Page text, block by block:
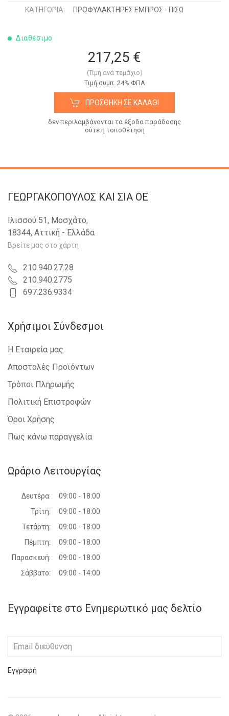
ΚΑΤΗΓΟΡΊΑ:
ΠΡΟΦΥΛΑΚΤΗΡΕΣ ΕΜΠΡΟΣ - ΠΙΣΩ
Διαθέσιμο
217,25 €
(Τιμή ανά τεμάχιο)
Tιμή συμπ. 24% ΦΠΑ
ΠΡΟΣΘΉΚΗ ΣΕ ΚΑΛΆΘΙ
δεν περιλαμβάνονται τα έξοδα παράδοσης
ούτε η τοποθέτηση
ΓΕΩΡΓΑΚΟΠΟΥΛΟΣ KAI ΣΙΑ OE
Ιλισσού 51, Μοσχάτο,
18344, Αττική - Ελλάδα
Βρείτε μας στο χάρτη
210.940.27.28
210.940.2775
697.236.9334
Χρήσιμοι Σύνδεσμοι
Η Εταιρεία μας
Αποστολές Προϊόντων
Τρόποι Πληρωμής
Πολιτική Επιστροφών
Όροι Χρήσης
Πως κάνω παραγγελία
Ωράριο Λειτουργίας
Δευτέρα:
09:00 - 18:00
Τρίτη:
09:00 - 18:00
Τετάρτη:
09:00 - 18:00
Πέμπτη:
09:00 - 18:00
Παρασκευή:
09:00 - 18:00
Σάββατο:
09:00 - 14:00
Εγγραφείτε στο Ενημερωτικό μας δελτίο
Εγγραφή